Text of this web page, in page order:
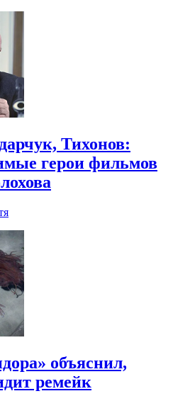
Тихонов:
герои фильмов
объяснил,
ремейк